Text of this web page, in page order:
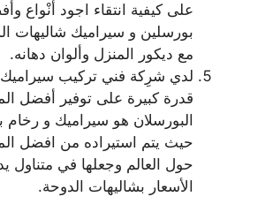
على كيفية انتقاء اجود أنْواع
بورسلين و سيراميك شاليهات
مع ديكور المنزل وألوان دهانه.
لدي شرِكة فني تركيب سيراميك
قدرة كبيرة على توفير أفضل
البورسلان هو سيراميك و رخام
حيث يتم استيراده من افضل
حول العالم وجعلها في متناول
الأسعار بشاليهات الدوحة.